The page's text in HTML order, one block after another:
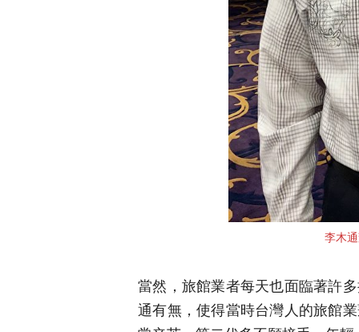
李木
當然，旅館業者每天也面臨著許
通有無，使得當時台灣人的旅館